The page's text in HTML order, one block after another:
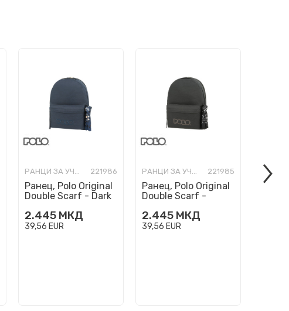
РАНЦИ ЗА УЧИЛИШТЕ 221986
Ранец, Polo Original
Double Scarf - Dark
2.445 МКД
39,56 EUR
РАНЦИ ЗА УЧИЛИШТЕ 221985
Ранец, Polo Original
Double Scarf -
2.445 МКД
39,56 EUR